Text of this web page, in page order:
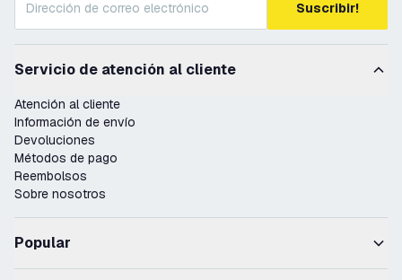
Suscribir!
Servicio de atención al cliente
Atención al cliente
Información de envío
Devoluciones
Métodos de pago
Reembolsos
Sobre nosotros
Popular